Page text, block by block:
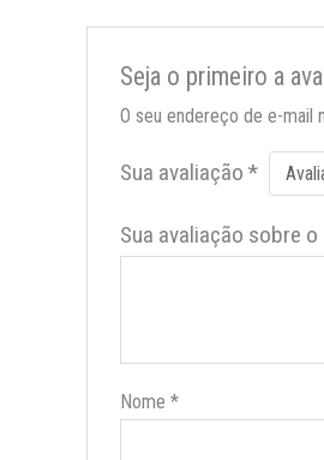
Seja o primeiro a
O seu endereço de e-mail
Sua avaliação *
Sua avaliação sobre
Nome *